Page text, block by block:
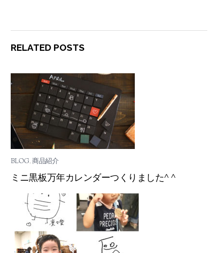
RELATED POSTS
BLOG,商品紹介
ミニ黒板万年カレンダーつくりました^ ^